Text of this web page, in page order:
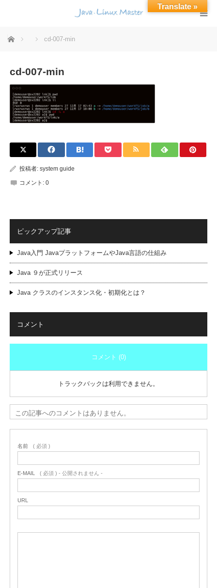
ホーム cd-007-min
cd-007-min
投稿者: system guide
コメント: 0
ピックアップ記事
Java入門 JavaプラットフォームやJava言語の仕組み
Java ９が正式リリース
Java クラスのインスタンス化・初期化とは？
コメント
コメント (0)
トラックバックは利用できません。
この記事へのコメントはありません。
名前 ( 必須 )
E-MAIL ( 必須 ) - 公開されません -
URL
Translate »